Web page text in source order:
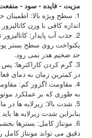
مزیت - فایده - سود - منفعت
1. سطح ویژه بالا: اطمینان
اندازه کافی با وزن
2. جذب آب پایدار:
یکنواخت روی سطح بستر
حد ضخیم هدر نمی رود.
3. گرم کردن کاراکترها: پس
در کمترین زمان به دمای
4. مقاومت اگزوز کم: مقاومت
به طوری که بر عملکرد موتور
5. شدت بالا: زیرلایه ها در
بنابراین شدت زیرلایه ها
6. مونتاژ کامل: بسترها
دقیق می تواند مونتاژ کامل